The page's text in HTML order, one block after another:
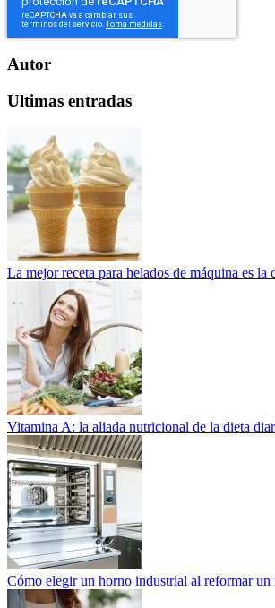
Autor
Ultimas entradas
La mejor receta para helados de máquina es la
Vitamina A: la aliada nutricional de la dieta
Cómo elegir un horno industrial al reformar un